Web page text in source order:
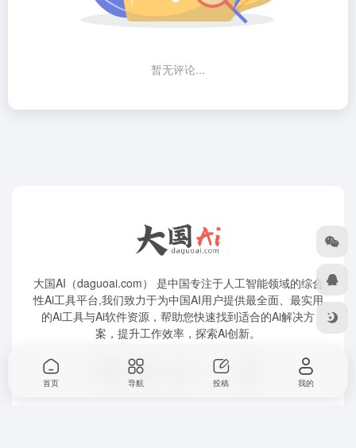
暂无评论...
大国AI（daguoai.com） 是中国专注于人工智能领域的综合
性Ai工具平台,我们致力于为中国AI用户提供最全面、最实用
的Ai工具与Ai软件资源，帮助您快速找到适合的Ai解决方
案，提升工作效率，探索Ai创新。
首页 导航 投稿 我的